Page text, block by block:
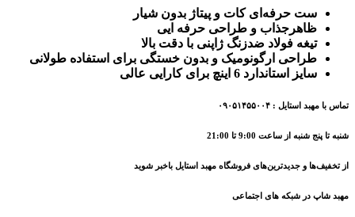
ست حرفه‌ای کات و پیتاژ بدون شیار
ظاهرجذاب و طراحی حرفه ایی
تیغه فولاد ضدزنگ ژاپنی با دقت بالا
طراحی ارگونومیک و بدون خستگی برای استفاده طولانی
سایز استاندارد 6 اینچ برای کارایی عالی
تماس با مهبد استایل : ۰۹۰۵۱۴۵۵۰۰۴
شنبه تا پنج شنبه از ساعت 9:00 تا 21:00
از تخفیف‌ها و جدیدترین‌های فروشگاه مهبد استایل باخبر شوید
مهبد شاپ در شبکه های اجتماعی